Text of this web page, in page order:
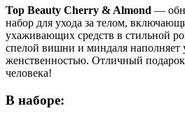
Top Beauty Cherry & Almond —
набор для ухода за телом,
ухаживающих средств в стильной
спелой вишни и миндаля наполняет
женственностью. Отличный подарок
человека!
В наборе: